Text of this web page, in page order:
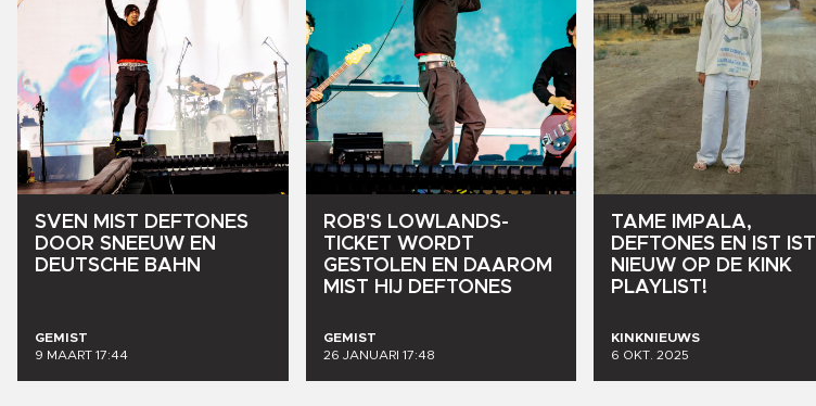
SVEN MIST DEFTONES
DOOR SNEEUW EN
DEUTSCHE BAHN
GEMIST
9 MAART 17:44
ROB'S LOWLANDS-
TICKET WORDT
GESTOLEN
EN
DAAROM
MIST HIJ DEFTONES
GEMIST
26 JANUARI 17:48
TAME
IMPALA,
DEFTONES EN IST IST
NIEUW OP DE KINK
PLAYLIST!
KINKNIEUWS
6 OKT. 2025